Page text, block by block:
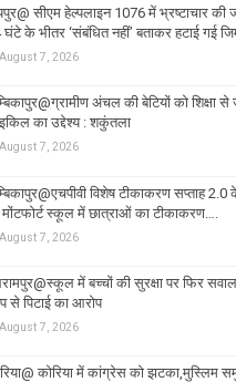
सीएम हेल्पलाइन 1076 में भ्रष्टाचार की
के भीतर ‘संबंधित नहीं’ बताकर हटाई गई
August 7, 2026
अंचल की बेटियों को शिक्षा से
का उद्देश्य : शकुंतला
August 7, 2026
विशेष टीकाकरण सप्ताह
मोंटफोर्ट स्कूल में छात्राओं का टीकाकरण….
August 7, 2026
में बच्चों की सुरक्षा पर फिर
से पिटाई का आरोप
August 7, 2026
कोरिया में कांग्रेस को झटका,मुस्लिम